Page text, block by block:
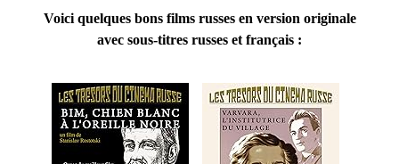
Voici quelques bons films russes en version originale
avec sous-titres russes et français :